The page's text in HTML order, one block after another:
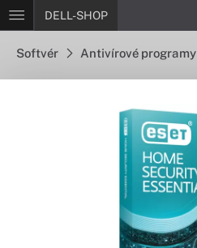
DELL-SHOP
Softvér Antivírové programy